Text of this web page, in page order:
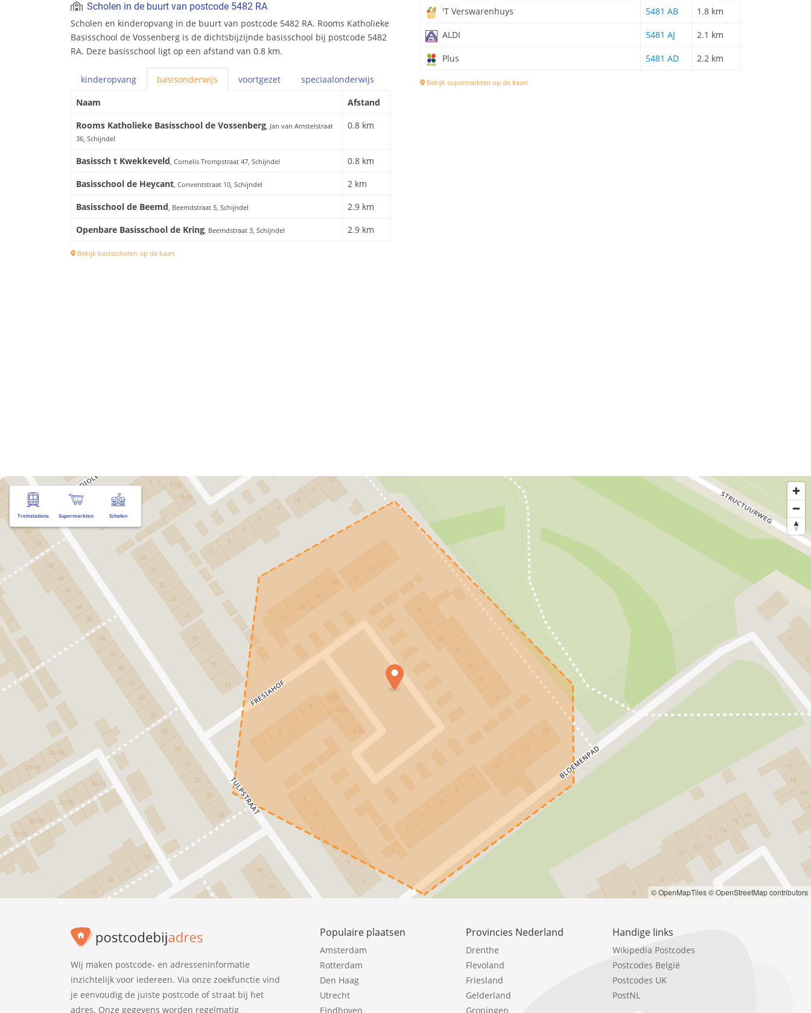
Scholen in de buurt van postcode 5482 RA
Scholen en kinderopvang in de buurt van postcode 5482 RA. Rooms Katholieke
Basisschool de Vossenberg is de dichtsbijzijnde basisschool bij postcode 5482
RA. Deze basisschool ligt op een afstand van 0.8 km.
kinderopvang basisonderwijs voortgezet speciaalonderwijs
Naam
Afstand
Rooms Katholieke Basisschool de Vossenberg, Jan van Amstelstraat
36, Schijndel
0.8 km
Basissch t Kwekkeveld, Cornelis Trompstraat 47, Schijndel
0.8 km
Basisschool de Heycant, Conventstraat 10, Schijndel
2 km
Basisschool de Beemd, Beemdstraat 5, Schijndel
2.9 km
Openbare Basisschool de Kring, Beemdstraat 3, Schijndel 2.9 km
Bekijk basisscholen op de kaart
'T Verswarenhuys 5481 AB 1.8 km
ALDI 5481 AJ 2.1 km
Plus 5481 AD 2.2 km
Bekijk supermarkten op de kaart
Treinstations Supermarkten Scholen
© OpenMapTiles© OpenStreetMap contributors
Wij maken postcode- en adresseninformatie
inzichtelijk voor iedereen. Via onze zoekfunctie vind
je eenvoudig de juiste postcode of straat bij het
adres. Onze gegevens worden regelmatig
Populaire plaatsen
Amsterdam
Rotterdam
Den Haag
Utrecht
Eindhoven
Provincies Nederland
Drenthe
Flevoland
Friesland
Gelderland
Groningen
Handige links
Wikipedia Postcodes
Postcodes België
Postcodes UK
PostNL